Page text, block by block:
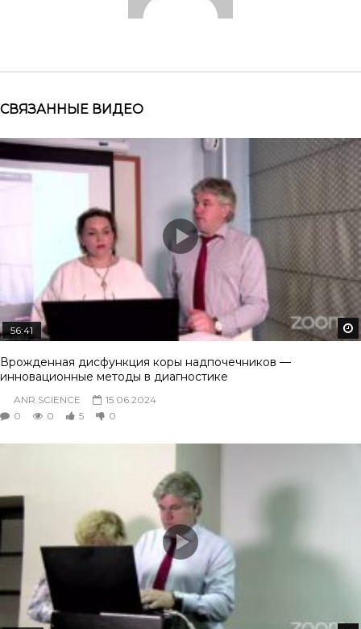
СВЯЗАННЫЕ ВИДЕО
56:41
Врожденная дисфункция коры надпочечников —
инновационные методы в диагностике
ANR.SCIENCE
15.06.2024
0
0 5 0